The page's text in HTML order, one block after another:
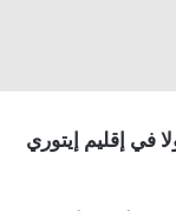
في إقليم إيتوري